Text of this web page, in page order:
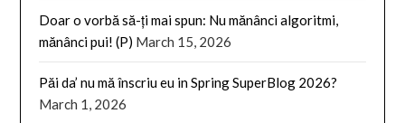
Doar o vorbă să-ți mai spun: Nu mănânci algoritmi,
mănânci pui! (P) March 15, 2026
Păi da’ nu mă înscriu eu in Spring SuperBlog 2026?
March 1, 2026